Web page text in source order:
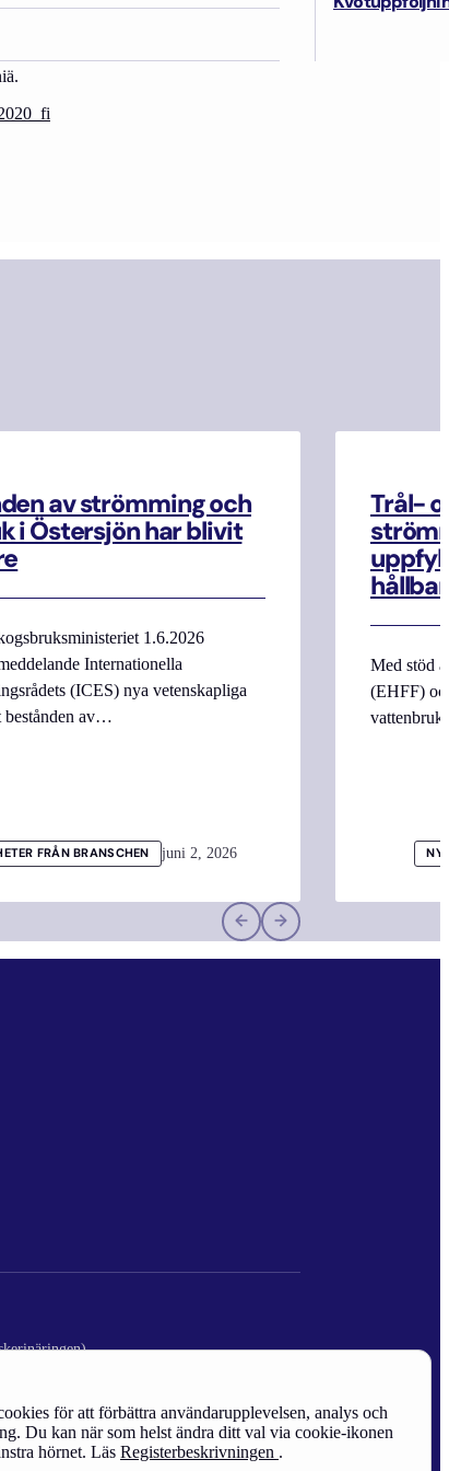
för att förbättra användarupplevelsen, analys och
Du kan när som helst ändra ditt val via cookie-ikonen
hörnet. Läs Registerbeskrivningen .
av strömming och
i Östersjön har blivit
1.6.2026
Internationella
(ICES) nya vetenskapliga
bestånden av…
FRÅN BRANSCHEN juni 2, 2026
Trål-
Med stöd
(EHFF)